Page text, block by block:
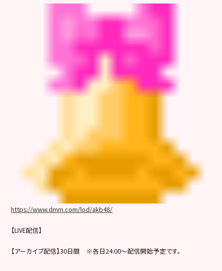
https://www.dmm.com/lod/akb48/
【LIVE配信】
【アーカイブ配信】30日間 ※各日24:00～配信開始予定です。